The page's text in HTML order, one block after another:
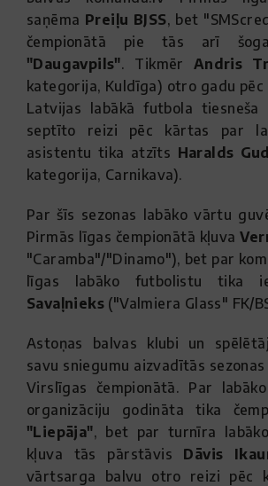
saņēma Preiļu BJSS, bet
čempionātā pie tās arī
"Daugavpils". Tikmēr Andris
kategorija, Kuldīga) otro gadu pēc
Latvijas labākā futbola
septīto reizi pēc kārtas par
asistentu tika atzīts Haralds
kategorija, Carnikava).
Par šīs sezonas labāko vārtu
Pirmās līgas čempionātā kļuva
"Caramba"/"Dinamo"), bet par
līgas labāko futbolistu tika
Savaļnieks ("Valmiera Glass" FK/
Astoņas balvas klubi un
savu sniegumu aizvadītās
Virslīgas čempionātā. Par
organizāciju godināta tika
"Liepāja", bet par turnīra
kļuva tās pārstāvis Dāvis
vārtsarga balvu otro reizi pēc